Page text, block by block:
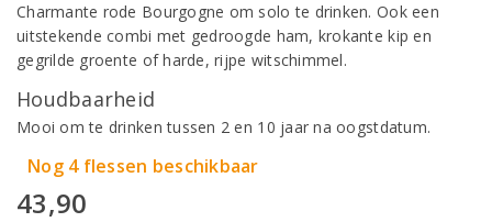
Charmante rode Bourgogne om solo te drinken. Ook een
uitstekende combi met gedroogde ham, krokante kip en
gegrilde groente of harde, rijpe witschimmel.
Houdbaarheid
Mooi om te drinken tussen 2 en 10 jaar na oogstdatum.
Nog 4 flessen beschikbaar
43,90